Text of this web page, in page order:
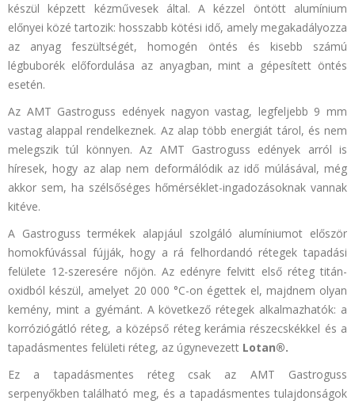
készül képzett kézművesek által. A kézzel öntött alumínium
előnyei közé tartozik: hosszabb kötési idő, amely megakadályozza
az anyag feszültségét, homogén öntés és kisebb számú
légbuborék előfordulása az anyagban, mint a gépesített öntés
esetén.
Az AMT Gastroguss edények nagyon vastag, legfeljebb 9 mm
vastag alappal rendelkeznek. Az alap több energiát tárol, és nem
melegszik túl könnyen. Az AMT Gastroguss edények arról is
híresek, hogy az alap nem deformálódik az idő múlásával, még
akkor sem, ha szélsőséges hőmérséklet-ingadozásoknak vannak
kitéve.
A Gastroguss termékek alapjául szolgáló alumíniumot először
homokfúvással fújják, hogy a rá felhordandó rétegek tapadási
felülete 12-szeresére nőjön. Az edényre felvitt első réteg titán-
oxidból készül, amelyet 20 000 °C-on égettek el, majdnem olyan
kemény, mint a gyémánt. A következő rétegek alkalmazhatók: a
korróziógátló réteg, a középső réteg kerámia részecskékkel és a
tapadásmentes felületi réteg, az úgynevezett Lotan®.
Ez a tapadásmentes réteg csak az AMT Gastroguss
serpenyőkben található meg, és a tapadásmentes tulajdonságok